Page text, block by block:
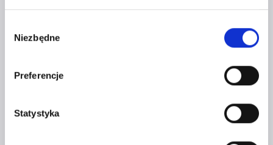
zgody
Niezbędne
Preferencje
Statystyka